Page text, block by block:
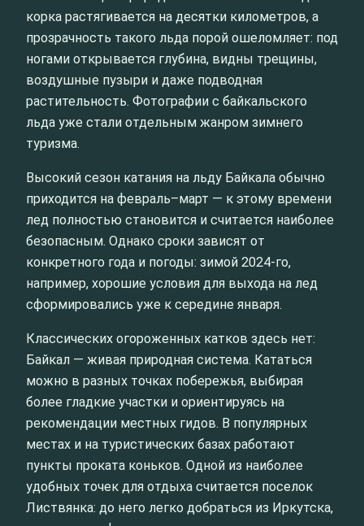
корка растягивается на десятки километров, а
прозрачность такого льда порой ошеломляет: под
ногами открывается глубина, видны трещины,
воздушные пузыри и даже подводная
растительность. Фотографии с байкальского
льда уже стали отдельным жанром зимнего
туризма.
Высокий сезон катания на льду Байкала обычно
приходится на февраль–март — к этому времени
лед полностью становится и считается наиболее
безопасным. Однако сроки зависят от
конкретного года и погоды: зимой 2024-го,
например, хорошие условия для выхода на лед
сформировались уже к середине января.
Классических огороженных катков здесь нет:
Байкал — живая природная система. Кататься
можно в разных точках побережья, выбирая
более гладкие участки и ориентируясь на
рекомендации местных гидов. В популярных
местах и на туристических базах работают
пункты проката коньков. Одной из наиболее
удобных точек для отдыха считается поселок
Листвянка: до него легко добраться из Иркутска,